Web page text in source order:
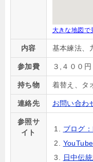
大きな地図で
内容 基本練法、
参加費 ３,４００円
持ち物 着替え、タ
連絡先 お問い合わ
参照サ
イト
ブログ
日中伝